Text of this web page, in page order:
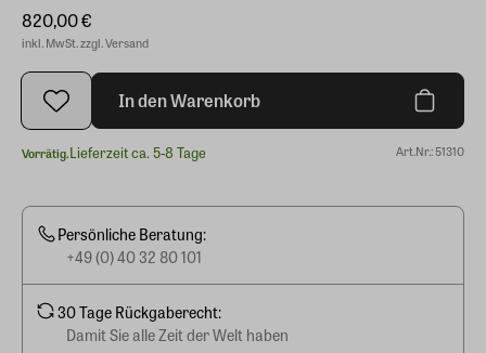
820,00 €
inkl. MwSt. zzgl. Versand
In den Warenkorb
Vorrätig.Lieferzeit ca. 5-8 Tage Art.Nr.: 51310
Persönliche Beratung:
+49 (0) 40 32 80 101
30 Tage Rückgaberecht:
Damit Sie alle Zeit der Welt haben